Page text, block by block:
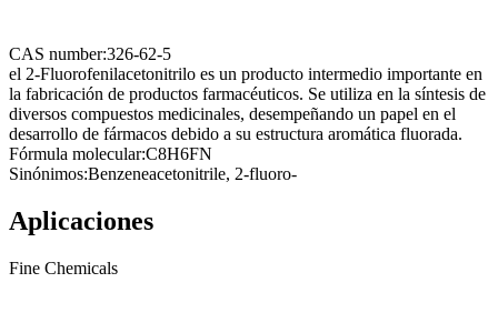
CAS number:326-62-5
el 2-Fluorofenilacetonitrilo es un producto intermedio importante en
la fabricación de productos farmacéuticos. Se utiliza en la síntesis de
diversos compuestos medicinales, desempeñando un papel en el
desarrollo de fármacos debido a su estructura aromática fluorada.
Fórmula molecular:C8H6FN
Sinónimos:Benzeneacetonitrile, 2-fluoro-
Aplicaciones
Fine Chemicals